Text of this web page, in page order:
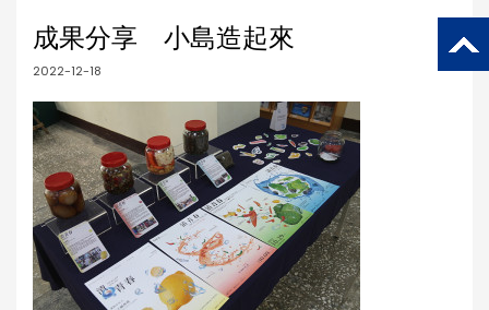
成果分享 小島造起來
2022-12-18